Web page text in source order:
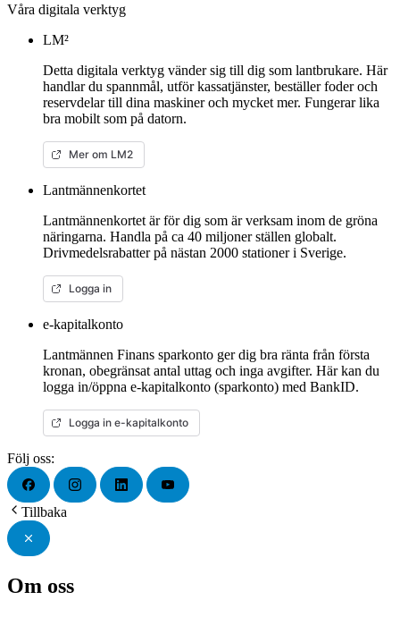
Våra digitala verktyg
LM²
Detta digitala verktyg vänder sig till dig som lantbrukare. Här
handlar du spannmål, utför kassatjänster, beställer foder och
reservdelar till dina maskiner och mycket mer. Fungerar lika
bra mobilt som på datorn.
Mer om LM2
Lantmännenkortet
Lantmännenkortet är för dig som är verksam inom de gröna
näringarna. Handla på ca 40 miljoner ställen globalt.
Drivmedelsrabatter på nästan 2000 stationer i Sverige.
Logga in
e-kapitalkonto
Lantmännen Finans sparkonto ger dig bra ränta från första
kronan, obegränsat antal uttag och inga avgifter. Här kan du
logga in/öppna e-kapitalkonto (sparkonto) med BankID.
Logga in e-kapitalkonto
Följ oss:
Tillbaka
Om oss